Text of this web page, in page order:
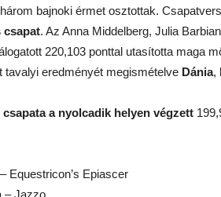
bajnoki érmet osztottak.
csapat. Az Anna Middelberg, Julia
220,103 ponttal utasította maga
tavalyi eredményét megismételve Dánia,
a nyolcadik helyen végzett
Equestricon’s Epiascer
– Jazzo